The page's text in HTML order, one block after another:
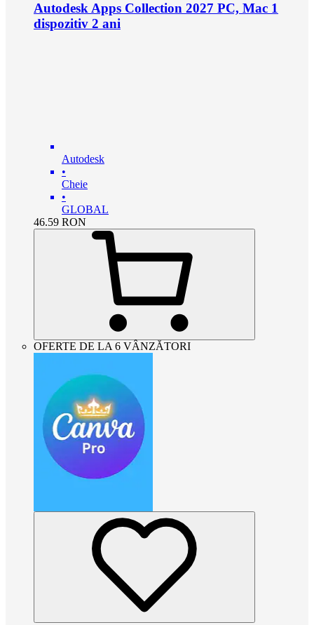
Autodesk Apps Collection 2027 PC, Mac 1
dispozitiv 2 ani
Autodesk
•
Cheie
•
GLOBAL
46.59 RON
OFERTE DE LA 6 VÂNZĂTORI